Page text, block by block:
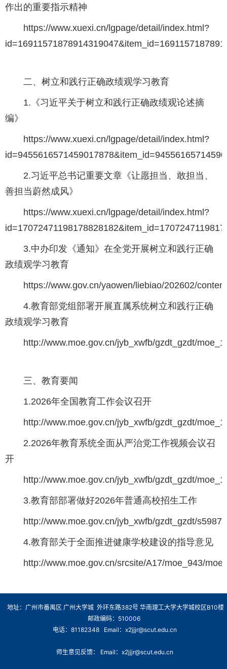
作出的重要指示精神
https://www.xuexi.cn/lgpage/detail/index.html?
二、树立和践行正确政绩观学习教育
1.《习近平关于树立和践行正确政绩观论述摘
编》
https://www.xuexi.cn/lgpage/detail/index.html?
2.习近平总书记重要文章《让愿担当、敢担当、
善担当蔚然成风》
https://www.xuexi.cn/lgpage/detail/index.html?
3.中办印发《通知》在全党开展树立和践行正确
政绩观学习教育
https://www.gov.cn/yaowen/liebiao/202602/
4.教育部党组部署开展直属系统树立和践行正确
政绩观学习教育
http://www.moe.gov.cn/jyb_xwfb/gzdt_gzdt/
三、教育要闻
1.2026年全国教育工作会议召开
http://www.moe.gov.cn/jyb_xwfb/gzdt_gzdt/
2.2026年教育系统全面从严治党工作视频会议召
开
http://www.moe.gov.cn/jyb_xwfb/gzdt_gzdt/
3.教育部部署做好2026年普通高校招生工作
http://www.moe.gov.cn/jyb_xwfb/gzdt_gzdt/
4.教育部关于全面推进健康学校建设的指导意见
http://www.moe.gov.cn/srcsite/A17/moe_943/
地址：广州市番禺区 广州大学城 外环东路382号 华南理工大学大学城校区B10楼
邮政编码：510006
电话：81182348 Email：x2jjjr@scut.edu.cn
师生意见反馈： Email：x2jjjr@scut.edu.cn